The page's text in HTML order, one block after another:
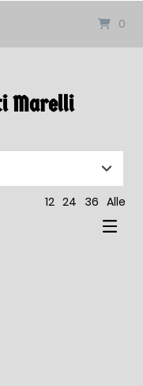
0
Marelli
12 24 36 Alle